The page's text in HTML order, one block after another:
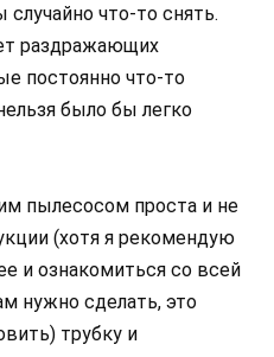
что-то снять.
раздражающих
постоянно что-то
было бы легко
пылесосом проста и не
(хотя я рекомендую
и ознакомиться со всей
нужно сделать, это
трубку и